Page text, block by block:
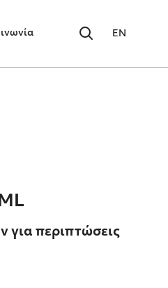
EN
για περιπτώσεις